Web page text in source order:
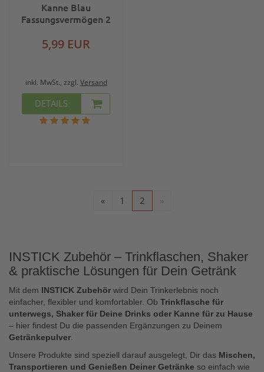
Kanne Blau
Fassungsvermögen 2
5,99 EUR
inkl. MwSt., zzgl. Versand
DETAILS
« 1 2 »
INSTICK Zubehör – Trinkflaschen, Shaker
& praktische Lösungen für Dein Getränk
Mit dem INSTICK Zubehör wird Dein Trinkerlebnis noch
einfacher, flexibler und komfortabler. Ob Trinkflasche für
unterwegs, Shaker für Deine Drinks oder Kanne für zu Hause
– hier findest Du die passenden Ergänzungen zu Deinem
Getränkepulver
Unsere Produkte sind speziell darauf ausgelegt, Dir das Mischen,
Transportieren und Genießen Deiner Getränke so einfach wie